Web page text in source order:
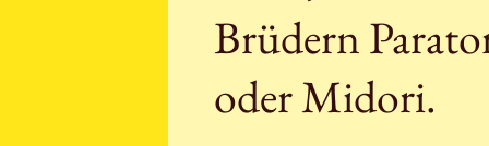
Brüdern
oder Midori.